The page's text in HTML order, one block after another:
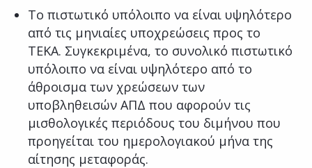
Το πιστωτικό υπόλοιπο να είναι υψηλότερο
από τις μηνιαίες υποχρεώσεις προς το
ΤΕΚΑ. Συγκεκριμένα, το συνολικό πιστωτικό
υπόλοιπο να είναι υψηλότερο από το
άθροισμα των χρεώσεων των
υποβληθεισών ΑΠΔ που αφορούν τις
μισθολογικές περιόδους του διμήνου που
προηγείται του ημερολογιακού μήνα της
αίτησης μεταφοράς.